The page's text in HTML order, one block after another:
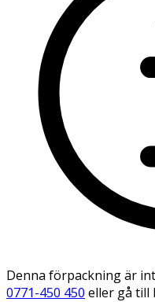
Denna förpackning är
0771-450 450 eller gå till